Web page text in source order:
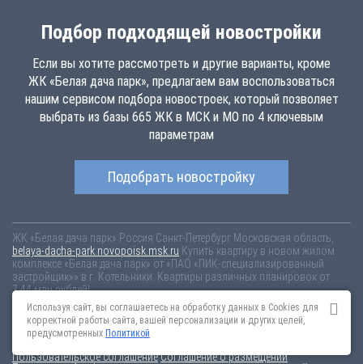
Подбор подходящей новостройки
Если вы хотите рассмотреть и другие варианты, кроме
ЖК «Белая дача парк», предлагаем вам воспользоваться
нашим сервисом подбора новостроек, который позволяет
выбрать из базы 665 ЖК в МСК и МО по 4 ключевым
параметрам
Подобрать новостройку
ЖК «Белая дача парк» Россия Санкт-Петербург Московская область,
belaya-dacha-park.novopoisk.msk.ru Купить квартиру в новом жилом
комплексе «Белая дача парк» от «ПАО «ПИК-специализированный
застройщик»» в г. Котельники. Квартиры различных планировок от
7.44 млн рублей!
Новостройки Санкт-ПетербургаНовостройки Москвы
Информация на сайте взята из открытых источников, не является
Пользовательское соглашениеСоглашение о размещении
Используя сайт, вы соглашаетесь на обработку данных в Cookies для
корректной работы сайта, вашей персонализации и других целей,
предусмотренных Политикой